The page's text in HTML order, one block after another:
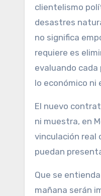
clientelismo
desastres
no significa
requiere es
evaluando cada
lo económico ni
El nuevo
ni muestra, en
vinculación real
puedan
Que se
mañana serán